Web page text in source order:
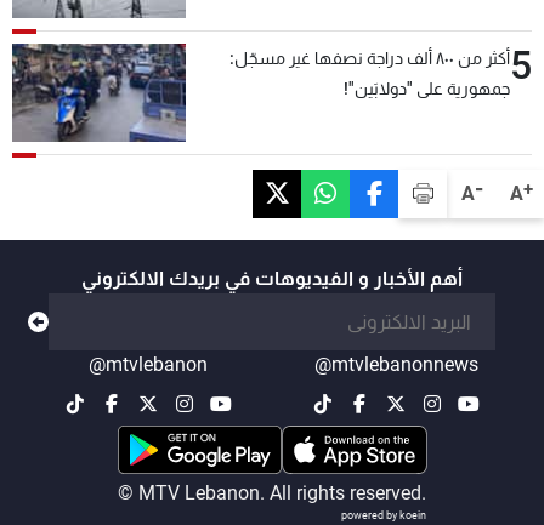
A+
A-
5
أكثر من ٨٠٠ ألف دراجة نصفها غير مسجّل:
جمهورية على "دولابَين"!
أهم الأخبار و الفيديوهات في بريدك الالكتروني
@mtvlebanonnews
@mtvlebanon
© MTV Lebanon. All rights reserved.
powered by koein